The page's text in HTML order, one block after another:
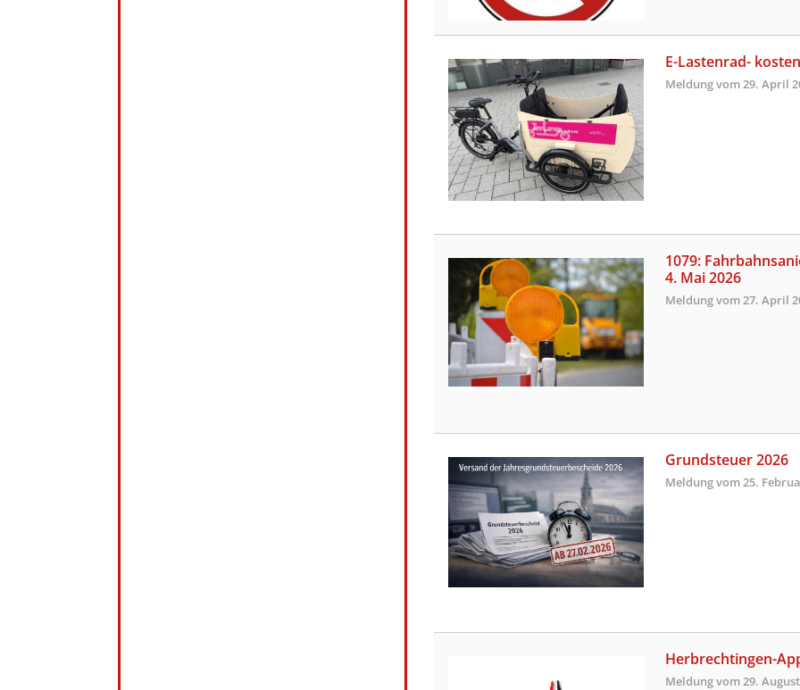
E-Lastenrad-
Meldung vom29. April
1079:
4. Mai 2026
Meldung vom27. April
Grundsteuer 2026
Meldung vom25.
Herbrechtingen-
Meldung vom29. August